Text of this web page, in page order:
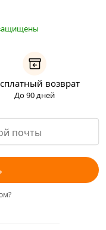
возврат
До 90 дней